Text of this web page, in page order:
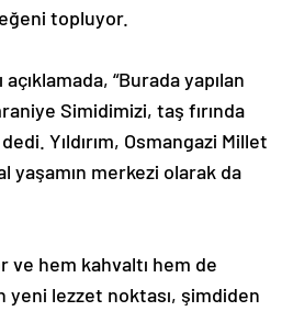
topluyor.
“Burada yapılan
Simidimizi, taş fırında
Yıldırım, Osmangazi Millet
yaşamın merkezi olarak da
hem kahvaltı hem de
yeni lezzet noktası, şimdiden